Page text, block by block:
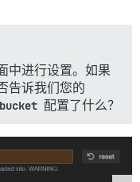
中进行设置。如果
告诉我们您的
配置了什么？